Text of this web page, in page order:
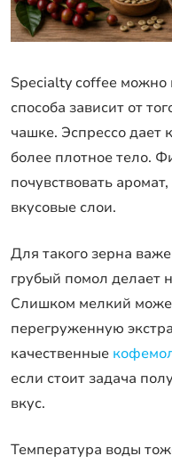
Specialty coffee можно
способа зависит от
чашке. Эспрессо дает
более плотное тело.
почувствовать
вкусовые слои.
Для такого зерна
грубый помол делает
Слишком мелкий
перегруженную
качественные
если стоит задача
вкус.
Температура воды